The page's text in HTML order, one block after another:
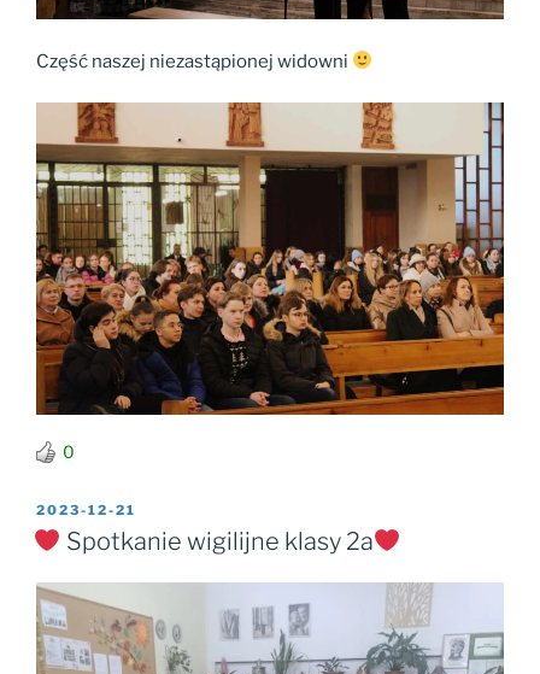
Część naszej niezastąpionej widowni
0
OPUBLIKOWANE
W
2023-12-21
Spotkanie wigilijne klasy 2a